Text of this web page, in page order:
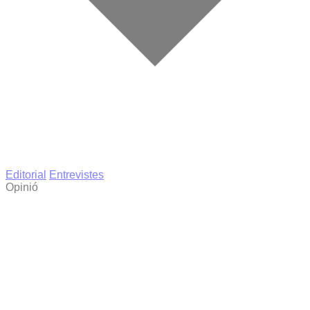
Editorial
Entrevistes
Opinió